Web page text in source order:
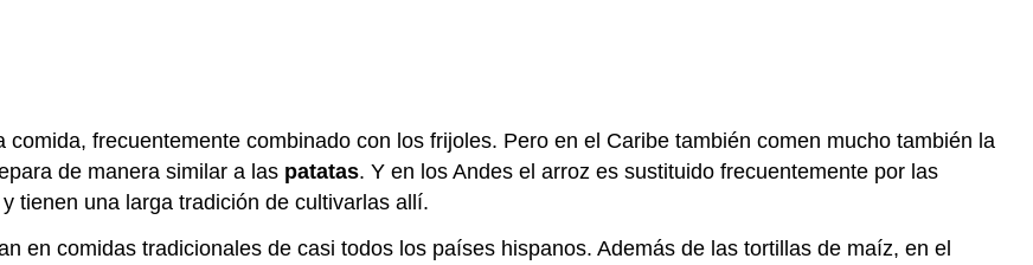
comida, frecuentemente combinado con los frijoles. Pero en el Caribe también comen mucho también la
de manera similar a las patatas. Y en los Andes el arroz es sustituido frecuentemente por las
tienen una larga tradición de cultivarlas allí.
en comidas tradicionales de casi todos los países hispanos. Además de las tortillas de maíz, en el